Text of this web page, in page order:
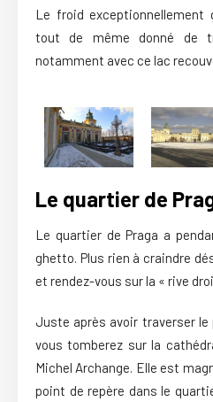
Le froid exceptionnellement
tout de même donné de
notamment avec ce lac
Le quartier de
Le quartier de Praga a
ghetto. Plus rien à craindre
et rendez-vous sur la « rive
Juste après avoir traverser le
vous tomberez sur la
Michel Archange. Elle est
point de repère dans le